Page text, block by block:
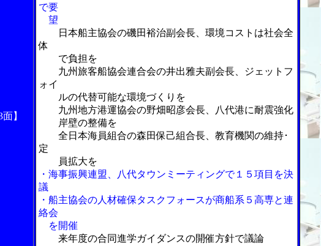
】
で要
望
日本船主協会の磯田裕治副会長、環境コストは社会全
体
で負担を
九州旅客船協会連合会の井出雅夫副会長、ジェットフ
ォイ
ルの代替可能な環境づくりを
九州地方港運協会の野畑昭彦会長、八代港に耐震強化
岸壁の整備を
全日本海員組合の森田保己組合長、教育機関の維持･
定
員拡大を
・海事振興連盟、八代タウンミーティングで１５項目を決
議
・船主協会の人材確保タスクフォースが商船系５高専と連
絡会
を開催
来年度の合同進学ガイダンスの開催方針で議論